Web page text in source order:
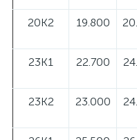
20К2 19.800
23К1 22.700
23К2 23.000